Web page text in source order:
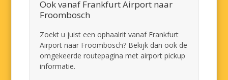
Ook vanaf Frankfurt Airport naar
Froombosch
Zoekt u juist een ophaalrit vanaf Frankfurt
Airport naar Froombosch? Bekijk dan ook de
omgekeerde routepagina met airport pickup
informatie.